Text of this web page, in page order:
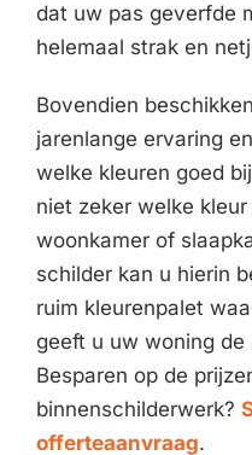
dat uw pas geverfde
helemaal strak en
Bovendien
jarenlange ervaring
welke kleuren goed
niet zeker welke
woonkamer of
schilder kan u hierin
ruim kleurenpalet
geeft u uw woning
Besparen op de
binnenschilderwerk?
offerteaanvraag.